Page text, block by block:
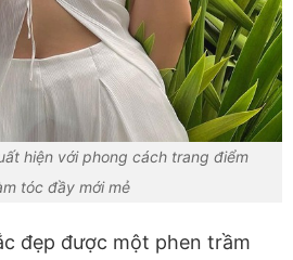
hiện với phong cách trang điểm
tóc đầy mới mẻ
đẹp được một phen trầm